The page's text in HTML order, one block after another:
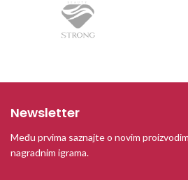
Newsletter
Među prvima saznajte o novim
nagradnim igrama.